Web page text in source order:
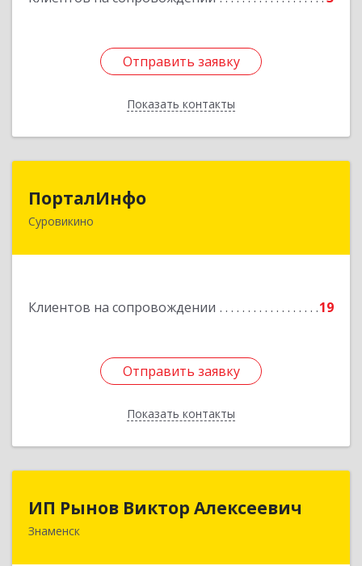
Отправить заявку
Показать контакты
Отправить заявку
Назад
ПорталИнфо
Суровикино
Клиентов на сопровождении 19
Отправить заявку
Показать контакты
404414, г.Суровкино Волгоградской обл. ул. 1-й
Отправить заявку
Назад
ИП Рынов Виктор Алексеевич
Знаменск